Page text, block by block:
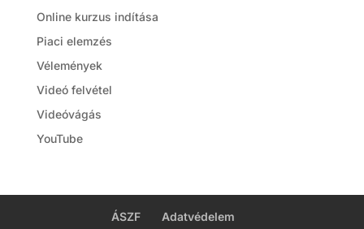
Online kurzus indítása
Piaci elemzés
Vélemények
Videó felvétel
Videóvágás
YouTube
ÁSZF Adatvédelem